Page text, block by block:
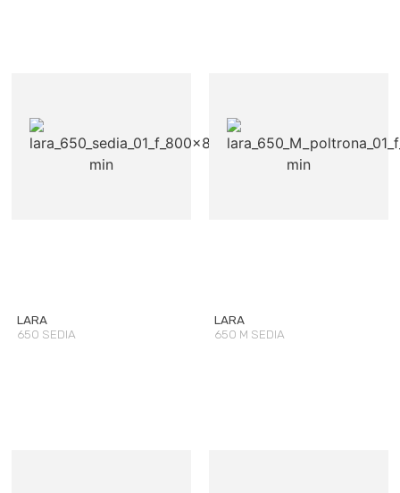
LARA
650 SEDIA
LARA
650 M SEDIA